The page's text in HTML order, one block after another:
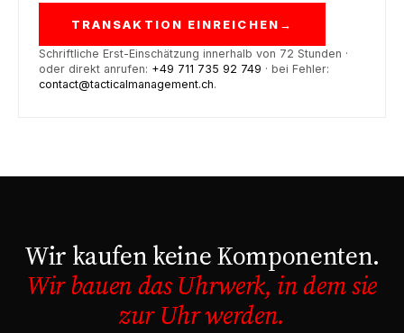
TRANSAKTION EINREICHEN →
Schriftliche Erst-Einschätzung innerhalb von 72 Stunden ·
oder direkt anrufen: +49 711 735 92 749 · bei Fehler:
contact@tacticalmanagement.ch.
Wir kaufen keine Komponenten.
Wir bauen das Uhrwerk, in dem sie
zur Uhr werden.